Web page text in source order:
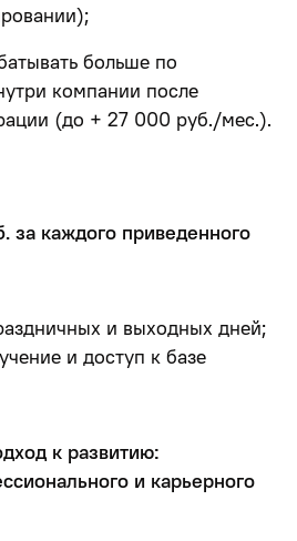
больше по
компании после
(до + 27 000 руб./мес.).
за каждого приведенного
и выходных дней;
и доступ к базе
к развитию:
и карьерного